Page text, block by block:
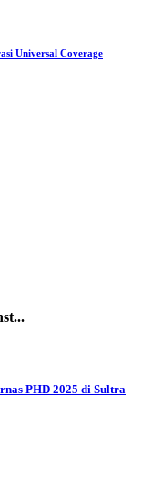
Universal Coverage
PHD 2025 di Sultra